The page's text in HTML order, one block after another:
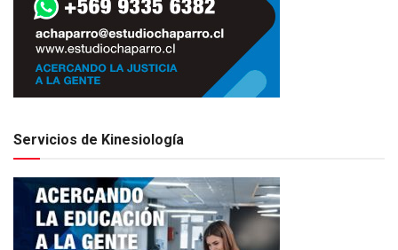
Servicios de Kinesiología